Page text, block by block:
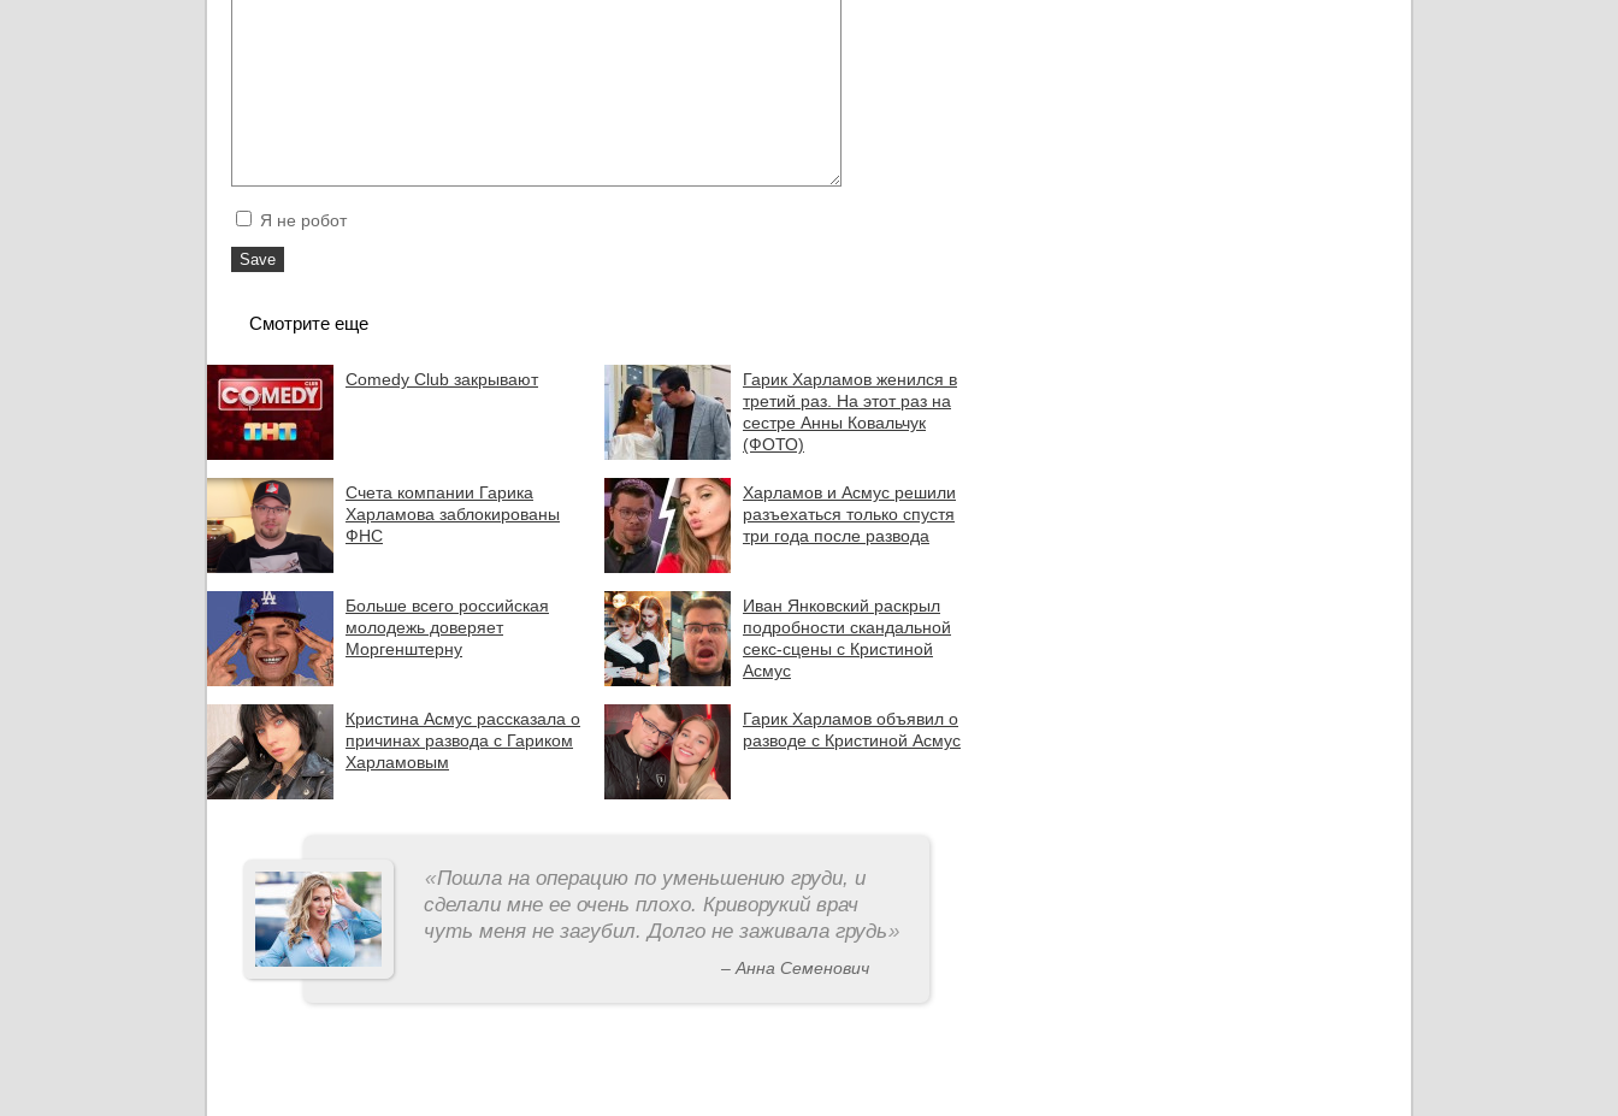
Я не робот
Смотрите еще
Comedy Club закрывают
Гарик Харламов женился в
третий раз. На этот раз на
сестре Анны Ковальчук
(ФОТО)
Счета компании Гарика
Харламова заблокированы
ФНС
Харламов и Асмус решили
разъехаться только спустя
три года после развода
Больше всего российская
молодежь доверяет
Моргенштерну
Иван Янковский раскрыл
подробности скандальной
секс-сцены с Кристиной
Асмус
Кристина Асмус рассказала о
причинах развода с Гариком
Харламовым
Гарик Харламов объявил о
разводе с Кристиной Асмус
«Пошла на операцию по уменьшению груди, и
сделали мне ее очень плохо. Криворукий врач
чуть меня не загубил. Долго не заживала грудь»
– Анна Семенович